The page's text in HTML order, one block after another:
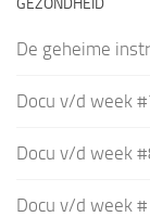
De geheime
Docu v/d week
Docu v/d week
Docu v/d week